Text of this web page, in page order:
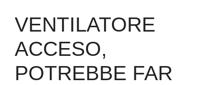
VENTILATORE
ACCESO,
POTREBBE FAR